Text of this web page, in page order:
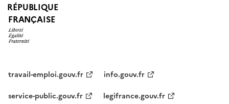
RÉPUBLIQUE
FRANÇAISE
travail-emploi.gouv.fr
info.gouv.fr
service-public.gouv.fr
legifrance.gouv.fr